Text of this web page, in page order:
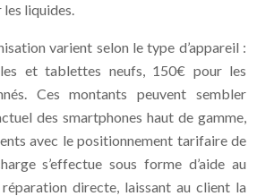
les liquides.
varient selon le type d’appareil :
et tablettes neufs, 150€ pour les
Ces montants peuvent sembler
des smartphones haut de gamme,
avec le positionnement tarifaire de
s’effectue sous forme d’aide au
directe, laissant au client la